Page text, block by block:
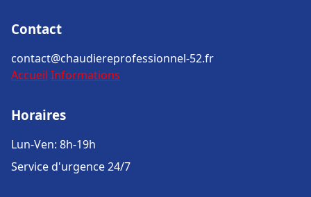
Contact
contact@chaudiereprofessionnel-52.fr
Accueil Informations
Horaires
Lun-Ven: 8h-19h
Service d'urgence 24/7